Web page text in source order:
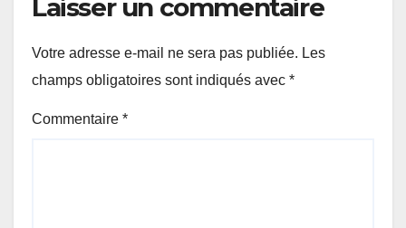
Laisser un commentaire
Votre adresse e-mail ne sera pas publiée. Les
champs obligatoires sont indiqués avec *
Commentaire *